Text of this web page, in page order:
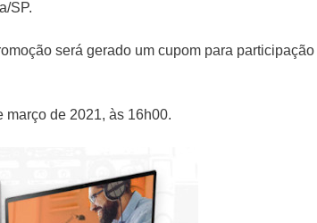
SP.
será gerado um cupom para participação
de 2021, às 16h00.